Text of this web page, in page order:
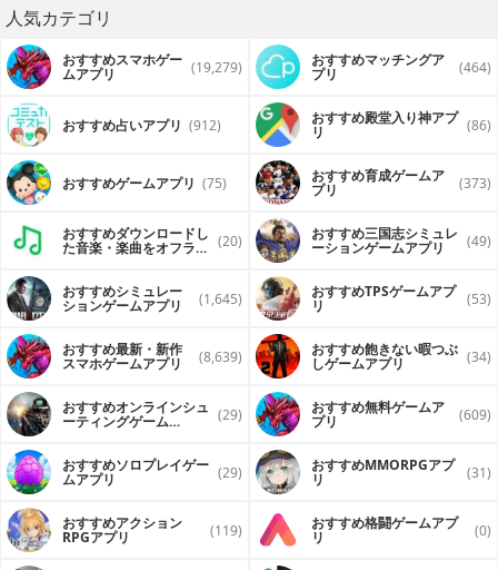
５．送信
６．受付メール受信
７．シリアルNo.受信（承認時）
■本アプリのサービスは、下記OSでご利用可能です。
iOS 11
iOS 12
※搭載しているOSのバージョンおよびiPadでは、動作しない
場合があります。
人気カテゴリ
おすすめスマホゲー
ムアプリ (19,279) おすすめマッチングア
プリ (464)
おすすめ占いアプリ (912) おすすめ殿堂入り神アプ
リ (86)
おすすめゲームアプリ (75) おすすめ育成ゲームア
プリ (373)
おすすめダウンロードし
た音楽・楽曲をオフライ (20) おすすめ三国志シミュレ
ーションゲームアプリ (49)
おすすめシミュレー
ションゲームアプリ (1,645) おすすめTPSゲームアプ
リ (53)
おすすめ最新・新作
スマホゲームアプリ (8,639) おすすめ飽きない暇つぶ
しゲームアプリ (34)
おすすめオンラインシュ
ーティングゲーム (29) おすすめ無料ゲームア
プリ (609)
おすすめソロプレイゲー
ムアプリ (29) おすすめ MMORPGアプ
リ (31)
おすすめアクション
RPGアプリ (119) おすすめ格闘ゲームアプ
リ (0)